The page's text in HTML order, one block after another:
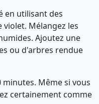
en utilisant des
violet. Mélangez les
Ajoutez une
ou d'arbres rendue
Même si vous
certainement comme